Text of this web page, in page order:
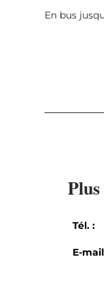
En bus
Tél. :
E-